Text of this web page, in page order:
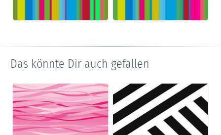
Das könnte Dir auch gefallen